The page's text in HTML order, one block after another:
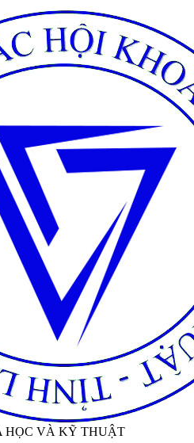
HỌC VÀ KỸ THUẬT